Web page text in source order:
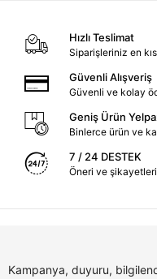
Hızlı Teslimat
Siparişleriniz en
Güvenli Alışveriş
Güvenli ve kolay
Geniş Ürün
Binlerce ürün ve
7 / 24 DESTEK
Öneri ve
Kampanya, duyuru,